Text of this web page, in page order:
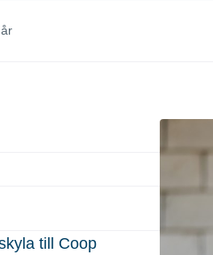
till Coop